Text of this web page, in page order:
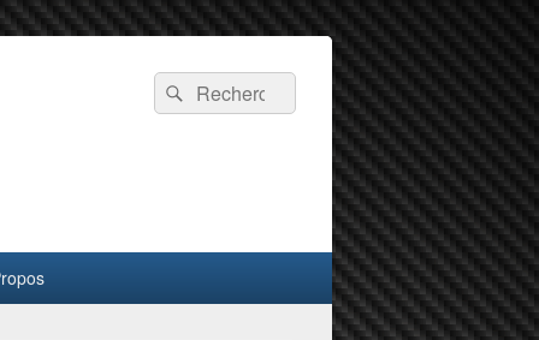
Recherche :
Rechercher